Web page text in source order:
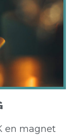
en magnet